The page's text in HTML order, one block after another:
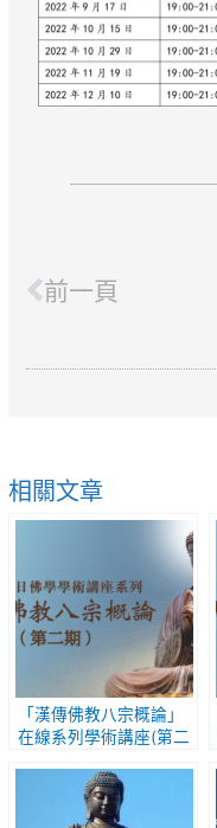
前一頁
相關文章
「漢傳佛教八宗概論」
在線系列學術講座(第二